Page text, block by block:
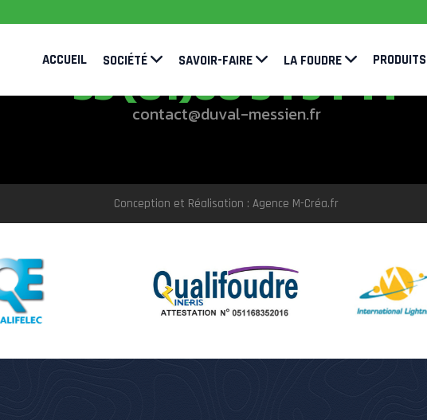
ACCUEIL SOCIÉTÉ SAVOIR-FAIRE LA FOUDRE PRODUITS
+33 (01)60 34 54 44
contact@duval-messien.fr
Conception et Réalisation : Agence M-Créa.fr